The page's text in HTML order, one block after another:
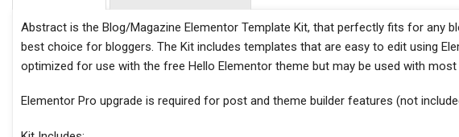
Abstract is the Blog/Magazine Elementor Template Kit, that perfectly fits for any
best choice for bloggers. The Kit includes templates that are easy to edit using
optimized for use with the free Hello Elementor theme but may be used with
Elementor Pro upgrade is required for post and theme builder features (not